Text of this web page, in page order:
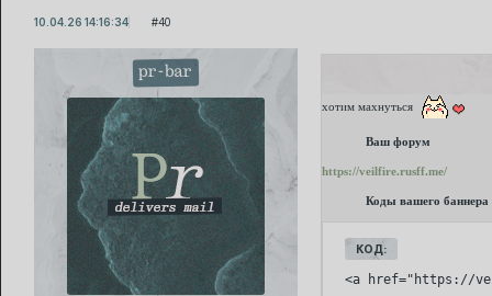
40
10.04.26 14:16:34
pr-bar
хотим махнуться
Ваш форум
https://veilfire.rusff.me/
Коды вашего баннера
КОД:
<a href="https://